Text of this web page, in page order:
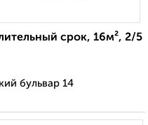
срок, 16м², 2/5
бульвар 14